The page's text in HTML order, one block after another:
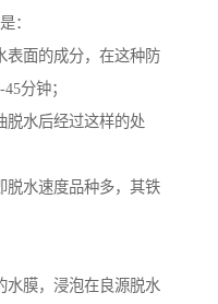
：
表面的成分，在这种防
分钟；
脱水后经过这样的处
脱水速度品种多，其铁
水膜，浸泡在良源脱水